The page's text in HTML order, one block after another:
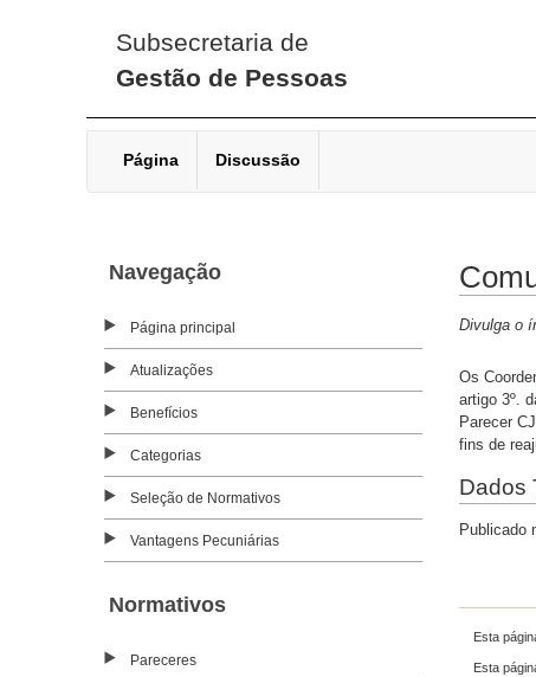
Subsecretaria de
Gestão de Pessoas
Página Discussão
Navegação
Página principal
Atualizações
Benefícios
Categorias
Seleção de Normativos
Vantagens Pecuniárias
Normativos
Pareceres
Divulga o
Os
artigo 3º.
Parecer
fins de
Dados
Publicado
Esta
Esta